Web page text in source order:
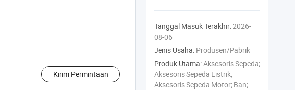
Kirim Permintaan
Tanggal Masuk Terakhir:2026-
08-06
Jenis Usaha: Produsen/Pabrik
Produk Utama:Aksesoris Sepeda;
Aksesoris Sepeda Listrik;
Aksesoris Sepeda Motor; Ban;